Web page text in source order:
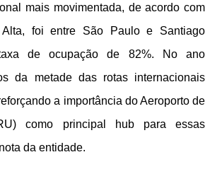
mais movimentada, de acordo com
foi entre São Paulo e Santiago
de ocupação de 82%. No ano
da metade das rotas internacionais
a importância do Aeroporto de
como principal hub para essas
da entidade.